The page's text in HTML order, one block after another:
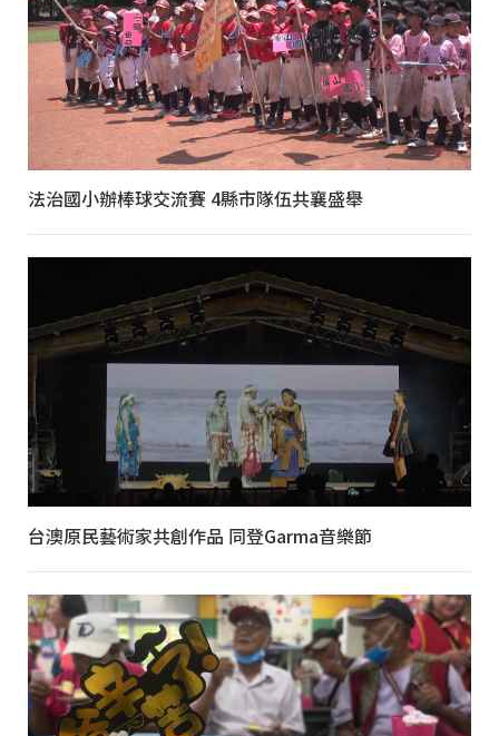
法治國小辦棒球交流賽 4縣市隊伍共襄盛舉
台澳原民藝術家共創作品 同登Garma音樂節